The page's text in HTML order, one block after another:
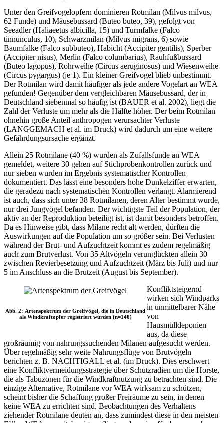
Unter den Greifvogelopfern dominieren Rotmilan (Milvus milvus,
62 Funde) und Mäusebussard (Buteo buteo, 39), gefolgt von
Seeadler (Haliaeetus albicilla, 15) und Turmfalke (Falco
tinnunculus, 10), Schwarzmilan (Milvus migrans, 6) sowie
Baumfalke (Falco subbuteo), Habicht (Accipiter gentilis), Sperber
(Accipiter nisus), Merlin (Falco columbarius), Rauhfußbussard
(Buteo lagopus), Rohrweihe (Circus aeruginosus) und Wiesenweihe
(Circus pygargus) (je 1). Ein kleiner Greifvogel blieb unbestimmt.
Der Rotmilan wird damit häufiger als jede andere Vogelart an WEA
gefunden! Gegenüber dem vergleichbaren Mäusebussard, der in
Deutschland siebenmal so häufig ist (BAUER et al. 2002), liegt die
Zahl der Verluste um mehr als die Hälfte höher. Der beim Rotmilan
ohnehin große Anteil anthropogen verursachter Verluste
(LANGGEMACH et al. im Druck) wird dadurch um eine weitere
Gefährdungsursache ergänzt.
Allein 25 Rotmilane (40 %) wurden als Zufallsfunde an WEA
gemeldet, weitere 30 gehen auf Stichprobenkontrollen zurück und
nur sieben wurden im Ergebnis systematischer Kontrollen
dokumentiert. Das lässt eine besonders hohe Dunkelziffer erwarten,
die geradezu nach systematischen Kontrollen verlangt. Alarmierend
ist auch, dass sich unter 38 Rotmilanen, deren Alter bestimmt wurde,
nur drei Jungvögel befanden. Der wichtigste Teil der Population, der
aktiv an der Reproduktion beteiligt ist, ist damit besonders betroffen.
Da es Hinweise gibt, dass Milane recht alt werden, dürften die
Auswirkungen auf die Population um so größer sein. Bei Verlusten
während der Brut- und Aufzuchtzeit kommt es zudem regelmäßig
auch zum Brutverlust. Von 35 Altvögeln verunglückten allein 30
zwischen Revierbesetzung und Aufzuchtzeit (März bis Juli) und nur
5 im Anschluss an die Brutzeit (August bis September).
Abb. 2: Artenspektrum der Greifvögel, die in Deutschland
als Windkraftopfer registriert wurden (n=140)
Konfliktsteigernd
wirken sich Windparks
in unmittelbarer Nähe
von
Hausmülldeponien
aus, da diese
großräumig von nahrungssuchenden Milanen aufgesucht werden.
Über regelmäßig sehr weite Nahrungsflüge von Brutvögeln
berichten z. B. NACHTIGALL et al. (im Druck). Dies erschwert
eine Konfliktvermeidungsstrategie über Schutzradien um die Horste,
die als Tabuzonen für die Windkraftnutzung zu betrachten sind. Die
einzige Alternative, Rotmilane vor WEA wirksam zu schützen,
scheint bisher die Schaffung großer Freiräume zu sein, in denen
keine WEA zu errichten sind. Beobachtungen des Verhaltens
ziehender Rotmilane deuten an, dass zumindest diese in den meisten